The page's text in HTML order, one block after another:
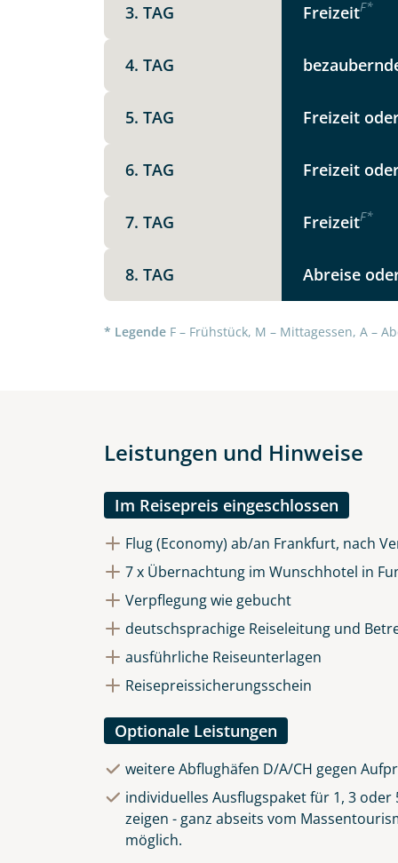
Telegram
3. TAG FreizeitF*
4. TAG
5. TAG Freizeit
6. TAG Freizeit
7. TAG FreizeitF*
8. TAG Abreise
* Legende F – Frühstück, M – Mittagessen, A –
Leistungen und Hinweise
Im Reisepreis eingeschlossen
Flug (Economy) ab/an Frankfurt, nach
7 x Übernachtung im Wunschhotel in
Verpflegung wie gebucht
deutschsprachige Reiseleitung und
ausführliche Reiseunterlagen
Reisepreissicherungsschein
Optionale Leistungen
weitere Abflughäfen D/A/CH gegen
individuelles Ausflugspaket für 1, 3
zeigen - ganz abseits vom
möglich.
Weitere Informationen
Datenschutzerklärungund